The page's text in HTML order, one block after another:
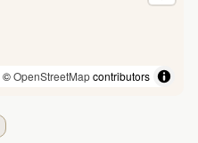
©OpenStreetMapcontributors